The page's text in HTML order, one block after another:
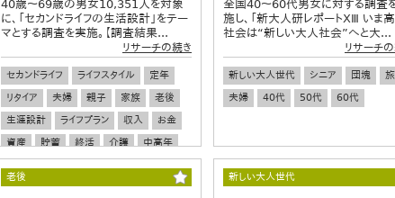
40歳～69歳の男女10,351人を対象
に、「セカンドライフの生活設計」をテー
マとする調査を実施。【調査結果...
リサーチの続き
セカンドライフ ライフスタイル
定年
リタイア
夫婦 親子 家族
老後
生涯設計
ライフプラン 収入
お金
資産
貯蓄 終活 介護
中高年
全国40～60代男女に対する調査
施し、「新大人研レポートⅩⅢ いま
社会は“新しい大人社会”へと大...
リサーチ
新しい大人世代 シニア 団塊
夫婦
40代 50代 60代
老後 新しい大人世代